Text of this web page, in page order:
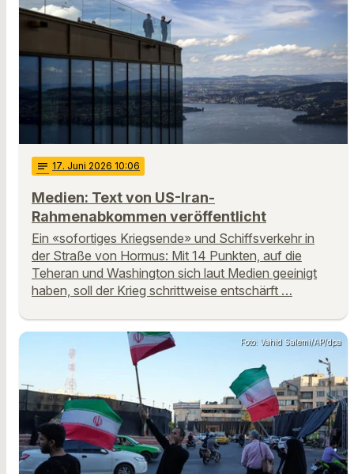
notes 17. Juni 2026 10:06
Medien: Text von US-Iran-
Rahmenabkommen veröffentlicht
Ein «sofortiges Kriegsende» und Schiffsverkehr in
der Straße von Hormus: Mit 14 Punkten, auf die
Teheran und Washington sich laut Medien geeinigt
haben, soll der Krieg schrittweise entschärft …
Foto: Vahid Salemi/AP/dpa